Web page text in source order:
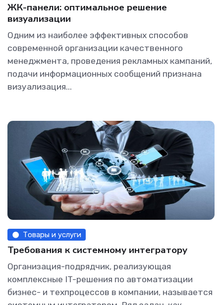
ЖК-панели: оптимальное решение
визуализации
Одним из наиболее эффективных способов
современной организации качественного
менеджмента, проведения рекламных кампаний,
подачи информационных сообщений признана
визуализация...
Товары и услуги
Требования к системному интегратору
Организация-подрядчик, реализующая
комплексные IT-решения по автоматизации
бизнес- и техпроцессов в компании, называется